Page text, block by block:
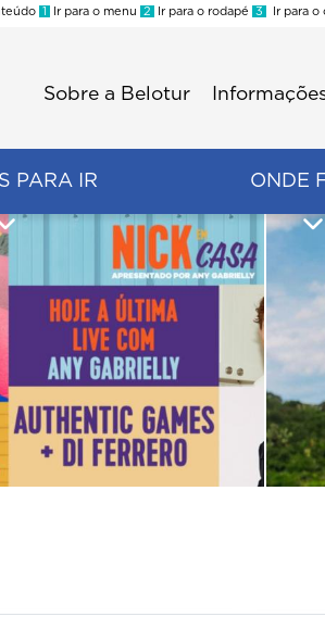
1 Ir para o menu 2 Ir para o rodapé 3 Ir para o
Sobre a Belotur
PARA IR ONDE